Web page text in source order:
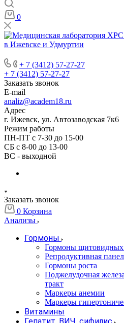
0
+ 7 (3412) 57-27-27
+ 7 (3412) 57-27-27
Заказать звонок
E-mail
analiz@academ18.ru
Адрес
г. Ижевск, ул. Автозаводская 7к6
Режим работы
ПН-ПТ с 7-30 до 15-00
СБ с 8-00 до 13-00
ВС - выходной
Заказать звонок
0 Корзина
Анализы
Гормоны
Гормоны
Репродуктивная
Гормоны роста
Поджелудочная
тракт
Маркеры анемии
Маркеры
Витамины